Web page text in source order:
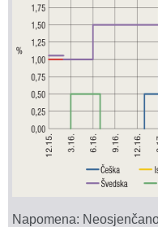
Napomena: